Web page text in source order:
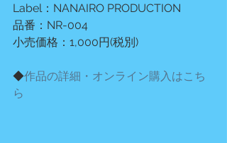
Label：NANAIRO PRODUCTION
品番：NR-004
小売価格：1,000円(税別)
◆作品の詳細・オンライン購入はこち
ら